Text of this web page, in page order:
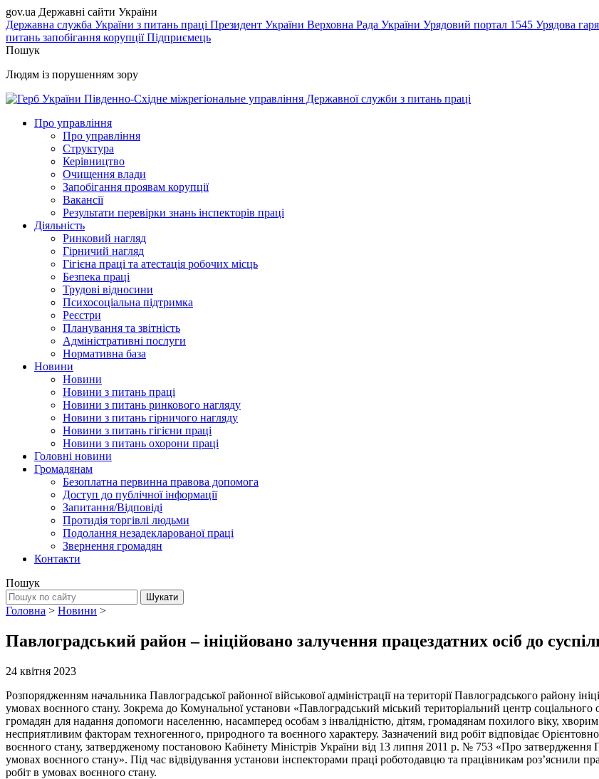
gov.ua Державні сайти України
Державна служба України з питань праці Президент України Верховна Рада України Урядовий портал 1545 Урядова
питань запобігання корупціїПідприємець
Пошук
Людям із порушенням зору
Південно-Східне міжрегіональне управління Державної служби з питань праці
Про управління
Про управління
Структура
Керівництво
Очищення влади
Запобігання проявам корупції
Вакансії
Результати перевірки знань інспекторів праці
Діяльність
Ринковий нагляд
Гірничий нагляд
Гігієна праці та атестація робочих місць
Безпека праці
Трудові відносини
Психосоціальна підтримка
Реєстри
Планування та звітність
Адміністративні послуги
Нормативна база
Новини
Новини
Новини з питань праці
Новини з питань ринкового нагляду
Новини з питань гірничого нагляду
Новини з питань гігієни праці
Новини з питань охорони праці
Головні новини
Громадянам
Безоплатна первинна правова допомога
Доступ до публічної інформації
Запитання/Відповіді
Протидія торгівлі людьми
Подолання незадекларованої праці
Звернення громадян
Контакти
Пошук
Головна > Новини >
Павлоградський район – ініційовано залучення працездатних осіб до
24 квітня 2023
Розпорядженням начальника Павлоградської районної військової адміністрації на території Павлоградського району
умовах воєнного стану. Зокрема до Комунальної установи «Павлоградський міський територіальний центр
громадян для надання допомоги населенню, насамперед особам з інвалідністю, дітям, громадянам похилого віку,
несприятливим факторам техногенного, природного та воєнного характеру. Зазначений вид робіт відповідає
воєнного стану, затвердженому постановою Кабінету Міністрів України від 13 липня 2011 р. № 753 «Про затвердження
умовах воєнного стану». Під час відвідування установи інспекторами праці роботодавцю та працівникам роз’яснили
робіт в умовах воєнного стану.